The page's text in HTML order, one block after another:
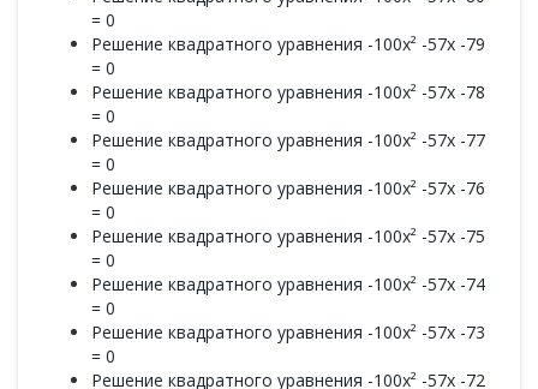
= 0
Решение квадратного уравнения -100x² -57x -79
= 0
Решение квадратного уравнения -100x² -57x -78
= 0
Решение квадратного уравнения -100x² -57x -77
= 0
Решение квадратного уравнения -100x² -57x -76
= 0
Решение квадратного уравнения -100x² -57x -75
= 0
Решение квадратного уравнения -100x² -57x -74
= 0
Решение квадратного уравнения -100x² -57x -73
= 0
Решение квадратного уравнения -100x² -57x -72